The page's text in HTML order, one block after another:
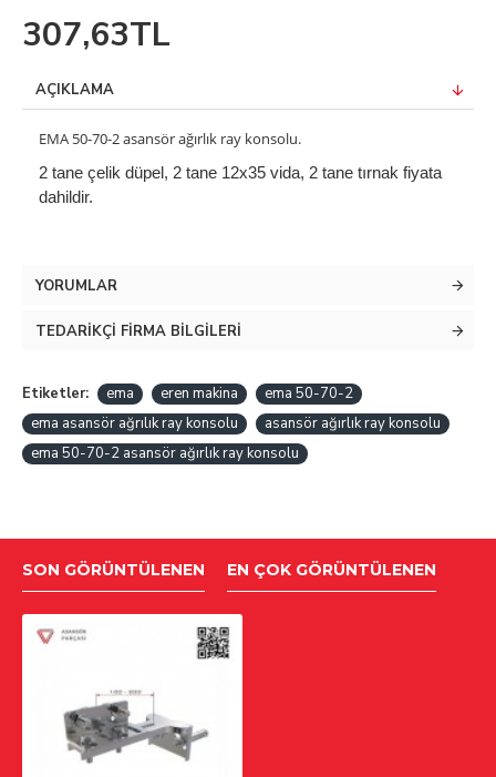
307,63TL
AÇIKLAMA
EMA 50-70-2 asansör ağırlık ray konsolu.
2 tane çelik düpel, 2 tane 12x35 vida, 2 tane tırnak fiyata
dahildir.
YORUMLAR
TEDARIKÇI FIRMA BILGILERI
Etiketler: ema eren makina
ema 50-70-2
ema asansör ağrılık ray konsolu
asansör ağırlık ray konsolu
ema 50-70-2 asansör ağırlık ray konsolu
SON GÖRÜNTÜLENEN EN ÇOK GÖRÜNTÜLENEN